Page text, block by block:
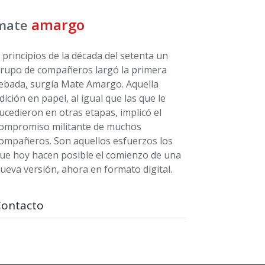
amargo
principios de la década del setenta un
de compañeros largó la primera
surgía Mate Amargo. Aquella
en papel, al igual que las que le
en otras etapas, implicó el
militante de muchos
Son aquellos esfuerzos los
hoy hacen posible el comienzo de una
versión, ahora en formato digital.